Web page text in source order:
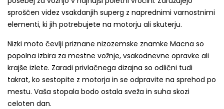
sproščen videz vsakdanjih superg z naprednimi varnostnimi
elementi, ki jih potrebujete na motorju ali skuterju.
Nizki moto čevlji priznane nizozemske znamke Macna so
popolna izbira za mestne vožnje, vsakodnevne opravke ali
krajše izlete. Zaradi privlačnega dizajna so odlični tudi
takrat, ko sestopite z motorja in se odpravite na sprehod po
mestu. Vaša stopala bodo ostala sveža in suha skozi
celoten dan.